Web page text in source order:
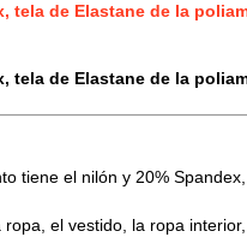
tela de Elastane de la
tela de Elastane de la
tiene el nilón y 20%
ropa, el vestido, la ropa